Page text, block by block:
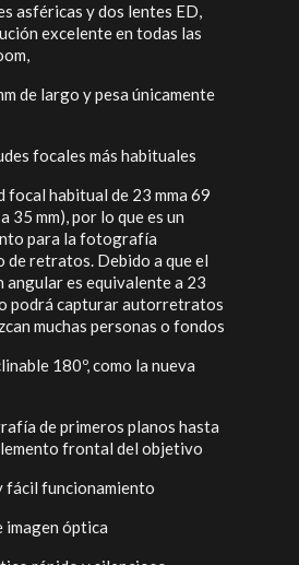
asféricas y dos lentes ED,
excelente en todas las
de largo y pesa únicamente
focales más habituales
focal habitual de 23 mma 69
35 mm), por lo que es un
para la fotografía
de retratos. Debido a que el
angular es equivalente a 23
podrá capturar autorretratos
muchas personas o fondos
180º, como la nueva
de primeros planos hasta
frontal del objetivo
fácil funcionamiento
imagen óptica